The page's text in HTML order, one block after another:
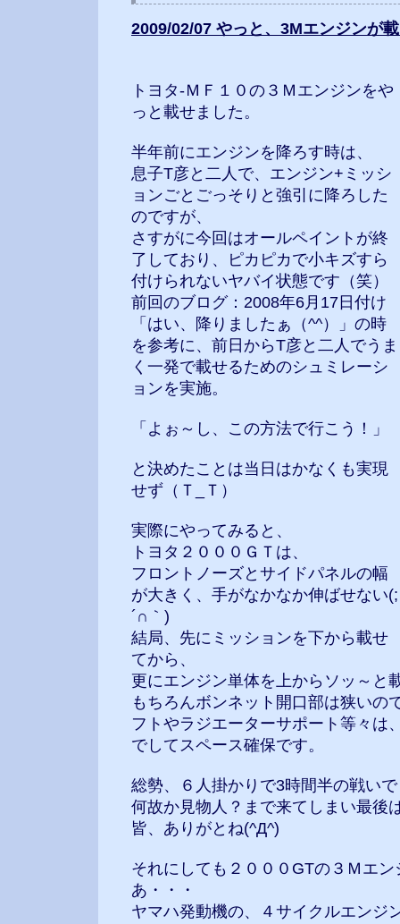
2009/02/07 やっと、3Mエンジンが
トヨタ-ＭＦ１０の３Ｍエンジンをや
っと載せました。
半年前にエンジンを降ろす時は、
息子T彦と二人で、エンジン+ミッシ
ョンごとごっそりと強引に降ろした
のですが、
さすがに今回はオールペイントが終
了しており、ピカピカで小キズすら
付けられないヤバイ状態です（笑）
前回のブログ：2008年6月17日付け
「はい、降りましたぁ（^^）」の時
を参考に、前日からT彦と二人でうま
く一発で載せるためのシュミレーシ
ョンを実施。
「よぉ～し、この方法で行こう！」
と決めたことは当日はかなくも実現
せず（Ｔ_Ｔ）
実際にやってみると、
トヨタ２０００ＧＴは、
フロントノーズとサイドパネルの幅
が大きく、手がなかなか伸ばせない(;
´∩｀)
結局、先にミッションを下から載せ
てから、
更にエンジン単体を上からソッ～と
もちろんボンネット開口部は狭いの
フトやラジエーターサポート等々は
でしてスペース確保です。
総勢、６人掛かりで3時間半の戦い
何故か見物人？まで来てしまい最後
皆、ありがとね(^Д^)
それにしても２０００GTの３Ｍエ
あ・・・
ヤマハ発動機の、４サイクルエンジ